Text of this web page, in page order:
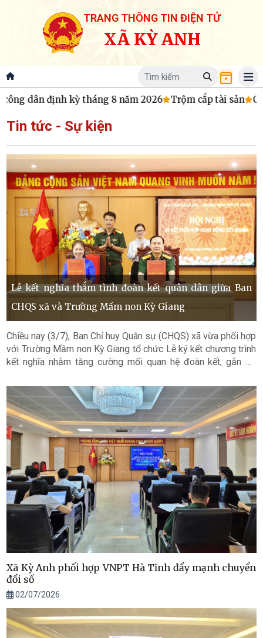
TRANG THÔNG TIN ĐIỆN TỬ
XÃ KỲ ANH
dân định kỳ tháng 8 năm 2026 Trộm cắp tài sản
Tin tức - Sự kiện
Lễ kết nghĩa thắm tình đoàn kết quân dân giữa Ban
CHQS xã và Trường Mầm non Kỳ Giang
Chiều nay (3/7), Ban Chỉ huy Quân sự (CHQS) xã vừa phối hợp
với Trường Mầm non Kỳ Giang tổ chức Lễ ký kết chương trình
kết nghĩa nhằm tăng cường mối quan hệ đoàn kết, gắn bó
địa bàn.
Xã Kỳ Anh phối hợp VNPT Hà Tĩnh đẩy mạnh chuyển
đổi số
02/07/2026